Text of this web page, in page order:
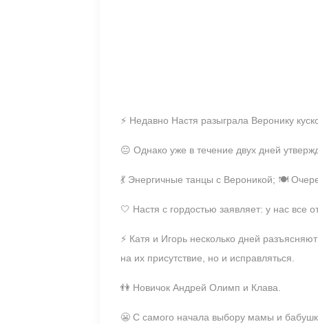
⚡ Недавно Настя разыграла Веронику
😐 Однако уже в течение двух дней
💃 Энергичные танцы с Вероникой; 🍽️
🤍 Настя с гордостью заявляет: у нас все
⚡ Катя и Игорь несколько дней
на их присутствие, но и исправляться.
👫 Новичок Андрей Олимп и Клава.
😬 С самого начала выбору мамы и